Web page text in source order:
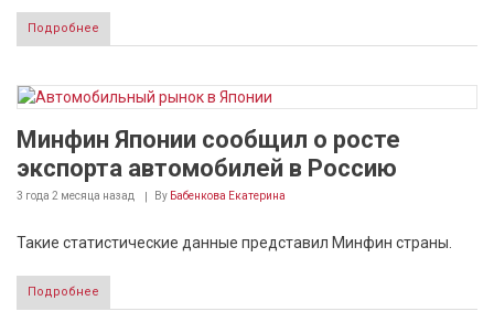
Подробнее
Минфин Японии сообщил о росте
экспорта автомобилей в Россию
3 года 2 месяца назад By Бабенкова Екатерина
Такие статистические данные представил Минфин страны.
Подробнее